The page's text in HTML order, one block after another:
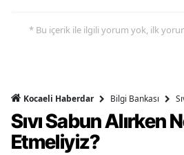
* Bu içerik ile ilgili yorum yok, ilk
Kocaeli Haberdar Bilgi Bankası
Sıvı Sabun Alırken
Etmeliyiz?